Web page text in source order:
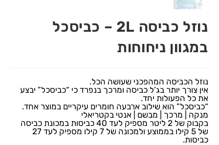
נוזל כביסה 2L – כביסכל
במגוון ניחוחות
נוזל הכביסה המהפכני שעושה הכל.
אין צורך יותר בג’ל כביסה ומרכך בנפרד כי “כביסכל” יבצע
את כל הפעולות יחד.
“כביסכל” הוא שילוב ארבעה חומרים עיקריים במוצר אחד.
מנקה | מרכך | מבשם | אנטי בקטריאלי
בקבוק של 2 ליטר מספיק לעד 40 כביסות במכונת כביסה
של 5 קילו בממוצע ולמכונה של 7 קילו מספיק לעד 27
כביסות.